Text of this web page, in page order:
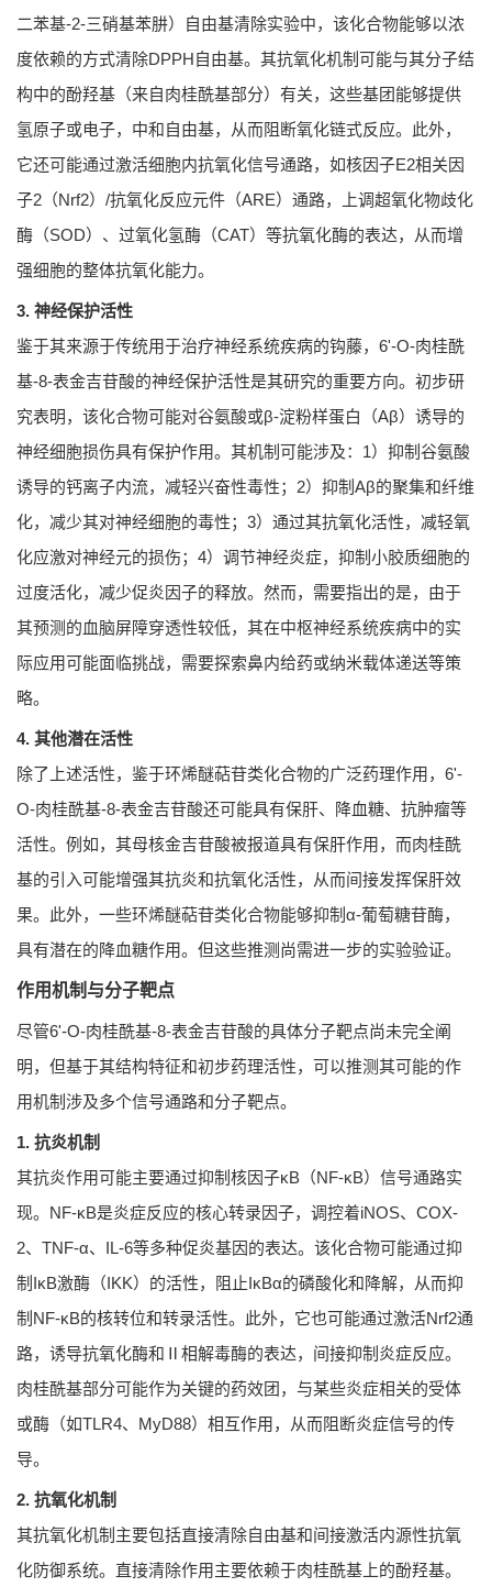
二苯基-2-三硝基苯肼）自由基清除实验中，该化合物能够以浓
度依赖的方式清除DPPH自由基。其抗氧化机制可能与其分子结
构中的酚羟基（来自肉桂酰基部分）有关，这些基团能够提供
氢原子或电子，中和自由基，从而阻断氧化链式反应。此外，
它还可能通过激活细胞内抗氧化信号通路，如核因子E2相关因
子2（Nrf2）/抗氧化反应元件（ARE）通路，上调超氧化物歧化
酶（SOD）、过氧化氢酶（CAT）等抗氧化酶的表达，从而增
强细胞的整体抗氧化能力。
3. 神经保护活性
鉴于其来源于传统用于治疗神经系统疾病的钩藤，6'-O-肉桂酰
基-8-表金吉苷酸的神经保护活性是其研究的重要方向。初步研
究表明，该化合物可能对谷氨酸或β-淀粉样蛋白（Aβ）诱导的
神经细胞损伤具有保护作用。其机制可能涉及：1）抑制谷氨酸
诱导的钙离子内流，减轻兴奋性毒性；2）抑制Aβ的聚集和纤维
化，减少其对神经细胞的毒性；3）通过其抗氧化活性，减轻氧
化应激对神经元的损伤；4）调节神经炎症，抑制小胶质细胞的
过度活化，减少促炎因子的释放。然而，需要指出的是，由于
其预测的血脑屏障穿透性较低，其在中枢神经系统疾病中的实
际应用可能面临挑战，需要探索鼻内给药或纳米载体递送等策
略。
4. 其他潜在活性
除了上述活性，鉴于环烯醚萜苷类化合物的广泛药理作用，6'-
O-肉桂酰基-8-表金吉苷酸还可能具有保肝、降血糖、抗肿瘤等
活性。例如，其母核金吉苷酸被报道具有保肝作用，而肉桂酰
基的引入可能增强其抗炎和抗氧化活性，从而间接发挥保肝效
果。此外，一些环烯醚萜苷类化合物能够抑制α-葡萄糖苷酶，
具有潜在的降血糖作用。但这些推测尚需进一步的实验验证。
作用机制与分子靶点
尽管6'-O-肉桂酰基-8-表金吉苷酸的具体分子靶点尚未完全阐
明，但基于其结构特征和初步药理活性，可以推测其可能的作
用机制涉及多个信号通路和分子靶点。
1. 抗炎机制
其抗炎作用可能主要通过抑制核因子κB（NF-κB）信号通路实
现。NF-κB是炎症反应的核心转录因子，调控着iNOS、COX-
2、TNF-α、IL-6等多种促炎基因的表达。该化合物可能通过抑
制IκB激酶（IKK）的活性，阻止IκBα的磷酸化和降解，从而抑
制NF-κB的核转位和转录活性。此外，它也可能通过激活Nrf2通
路，诱导抗氧化酶和Ⅱ相解毒酶的表达，间接抑制炎症反应。
肉桂酰基部分可能作为关键的药效团，与某些炎症相关的受体
或酶（如TLR4、MyD88）相互作用，从而阻断炎症信号的传
导。
2. 抗氧化机制
其抗氧化机制主要包括直接清除自由基和间接激活内源性抗氧
化防御系统。直接清除作用主要依赖于肉桂酰基上的酚羟基。